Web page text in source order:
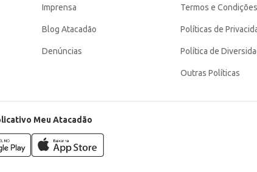
Imprensa
Blog Atacadão
Denúncias
Termos e
Políticas de
Política de
Outras Políticas
Meu Atacadão